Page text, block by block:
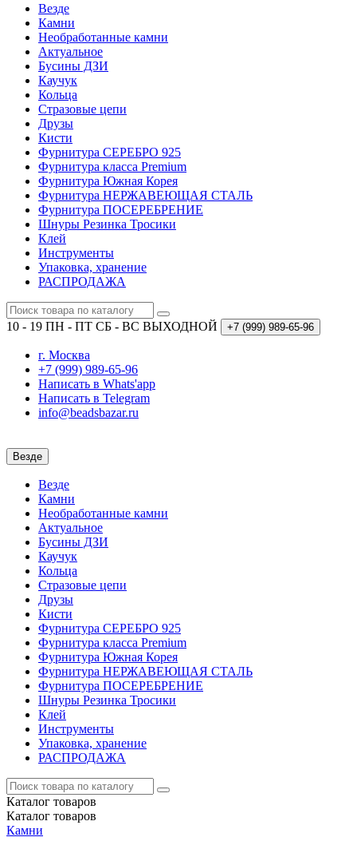
Везде
Камни
Необработанные камни
Актуальное
Бусины ДЗИ
Каучук
Кольца
Стразовые цепи
Друзы
Кисти
Фурнитура СЕРЕБРО 925
Фурнитура класса Premium
Фурнитура Южная Корея
Фурнитура НЕРЖАВЕЮЩАЯ СТАЛЬ
Фурнитура ПОСЕРЕБРЕНИЕ
Шнуры Резинка Тросики
Клей
Инструменты
Упаковка, хранение
РАСПРОДАЖА
10 - 19 ПН - ПТ СБ - ВС ВЫХОДНОЙ +7 (999) 989-65-96
г. Москва
+7 (999) 989-65-96
Написать в Whats'app
Написать в Telegram
info@beadsbazar.ru
Везде
Везде
Камни
Необработанные камни
Актуальное
Бусины ДЗИ
Каучук
Кольца
Стразовые цепи
Друзы
Кисти
Фурнитура СЕРЕБРО 925
Фурнитура класса Premium
Фурнитура Южная Корея
Фурнитура НЕРЖАВЕЮЩАЯ СТАЛЬ
Фурнитура ПОСЕРЕБРЕНИЕ
Шнуры Резинка Тросики
Клей
Инструменты
Упаковка, хранение
РАСПРОДАЖА
Каталог товаров
Каталог товаров
Камни